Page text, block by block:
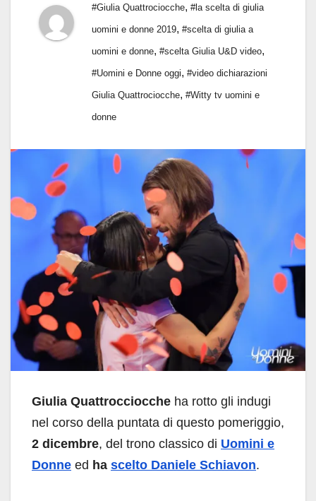
#Giulia Quattrociocche, #la scelta di giulia
uomini e donne 2019, #scelta di giulia a
uomini e donne, #scelta Giulia U&D video,
#Uomini e Donne oggi, #video dichiarazioni
Giulia Quattrociocche, #Witty tv uomini e
donne
Giulia Quattrocciocche ha rotto gli indugi
nel corso della puntata di questo pomeriggio,
2 dicembre, del trono classico di Uomini e
Donne ed ha scelto Daniele Schiavon.